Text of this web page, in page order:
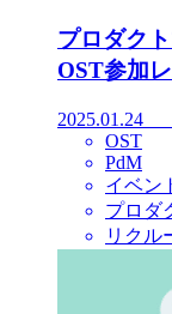
プロダク
OST参加
2025.01.24
OST
PdM
イベン
プロダ
リクル